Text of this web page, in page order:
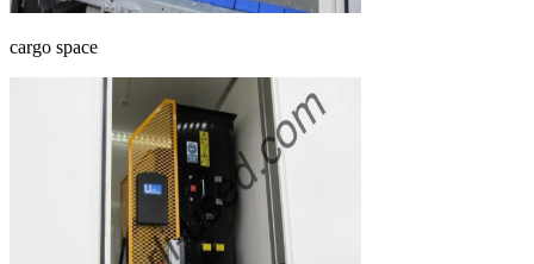
cargo space